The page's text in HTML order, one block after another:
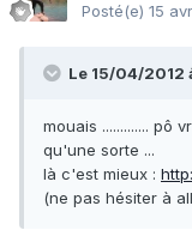
Posté(e) 15
Le 15/04/2012
mouais ............. pô
qu'une sorte ...
là c'est mieux :
(ne pas hésiter à